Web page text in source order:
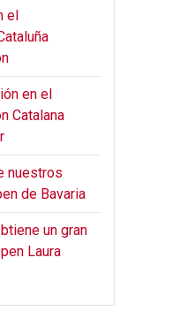
el
en el
Catalana
nuestros
de Bavaria
un gran
Laura